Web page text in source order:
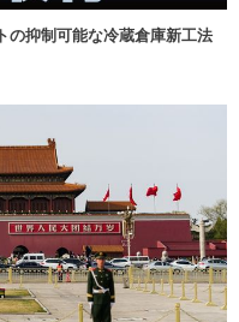
の抑制可能な冷蔵倉庫新工法